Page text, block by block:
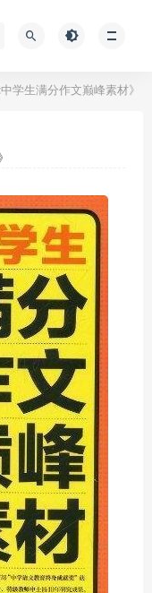
学生满分作文巅峰素材》